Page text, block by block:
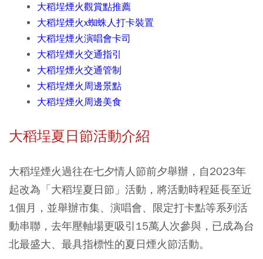
大稻埕煙火觀賞點推薦
大稻埕煙火x蜘蛛人打卡裝置
大稻埕煙火演唱會卡司
大稻埕煙火交通指引
大稻埕煙火交通管制
大稻埕煙火周邊景點
大稻埕煙火周邊美食
大稻埕夏日節活動介紹
大稻埕煙火過往在七夕情人節前夕舉辦，自2023年
起改為 「大稻埕夏日節」活動，將活動時程延長至近
1個月，並舉辦市集、演唱會、限定打卡點等系列活
動串聯，去年壓軸場更吸引15萬人次參與，已成為台
北最盛大、最具指標性的夏日煙火節活動。